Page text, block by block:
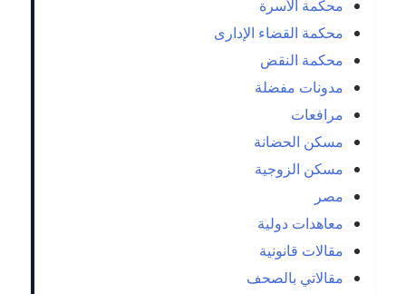
محكمة الأسرة
محكمة القضاء الإدارى
محكمة النقض
مدونات مفضلة
مرافعات
مسكن الحضانة
مسكن الزوجية
مصر
معاهدات دولية
مقالات قانونية
مقالاتي بالصحف